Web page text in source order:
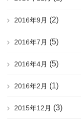
2016年9月 (2)
2016年7月 (5)
2016年4月 (5)
2016年2月 (1)
2015年12月 (3)